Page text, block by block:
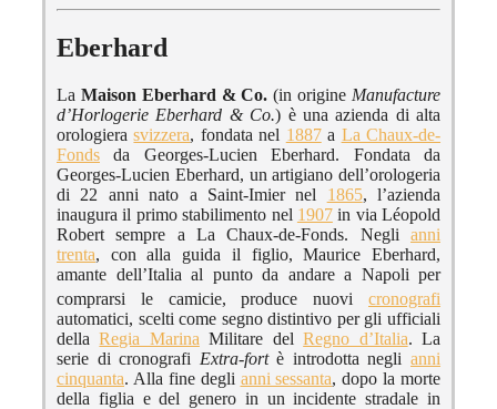
Eberhard
La Maison Eberhard & Co. (in origine Manufacture
d’Horlogerie Eberhard & Co.) è una azienda di alta
orologierasvizzera, fondata nel 1887a La Chaux-de-
Fonds da Georges-Lucien Eberhard. Fondata da
Georges-Lucien Eberhard, un artigiano dell’orologeria
di 22 anni nato a Saint-Imier nel 1865, l’azienda
inaugura il primo stabilimento nel 1907in via Léopold
Robert sempre a La Chaux-de-Fonds. Negli anni
trenta, con alla guida il figlio, Maurice Eberhard,
amante dell’Italia al punto da andare a Napoli per
comprarsi le camicie, produce nuovicronografi
automatici, scelti come segno distintivo per gli ufficiali
dellaRegia Marina Militare delRegno d’Italia. La
serie di cronografi Extra-fortè introdotta neglianni
cinquanta. Alla fine degli anni sessanta, dopo la morte
della figlia e del genero in un incidente stradale in